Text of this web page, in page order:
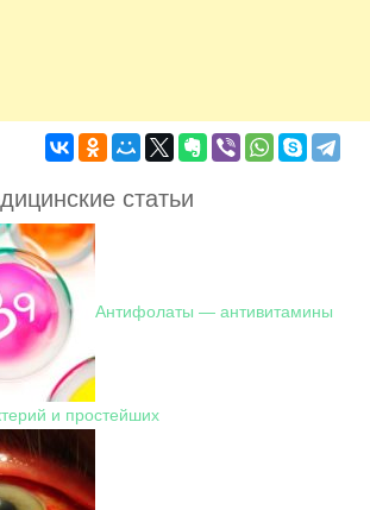
статьи
Антифолаты — антивитамины
и простейших